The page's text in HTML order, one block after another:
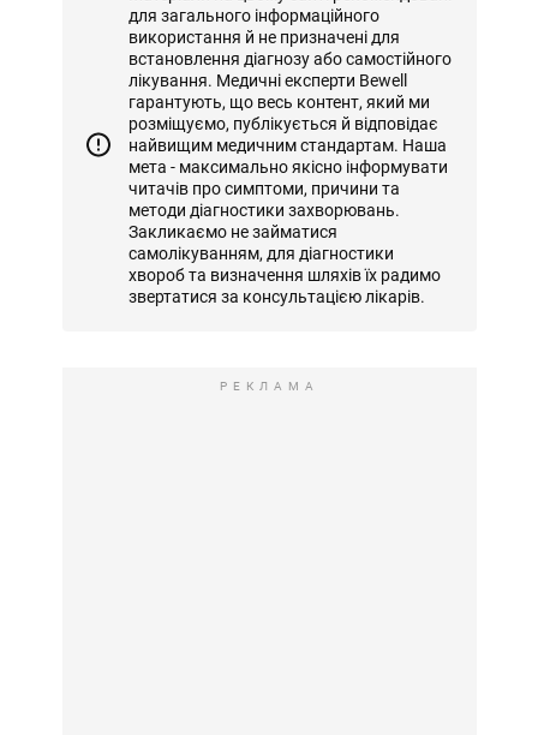
для загального інформаційного
використання й не призначені для
встановлення діагнозу або самостійного
лікування. Медичні експерти Bewell
гарантують, що весь контент, який ми
розміщуємо, публікується й відповідає
найвищим медичним стандартам. Наша
мета - максимально якісно інформувати
читачів про симптоми, причини та
методи діагностики захворювань.
Закликаємо не займатися
самолікуванням, для діагностики
хвороб та визначення шляхів їх радимо
звертатися за консультацією лікарів.
РЕКЛАМА